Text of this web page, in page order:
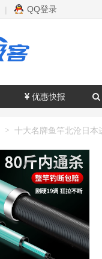
| QQ登录
优惠快报
>